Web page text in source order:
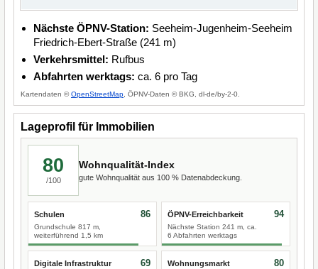
Nächste ÖPNV-Station: Seeheim-Jugenheim-Seeheim
Friedrich-Ebert-Straße (241 m)
Verkehrsmittel: Rufbus
Abfahrten werktags: ca. 6 pro Tag
Kartendaten ©OpenStreetMap , ÖPNV-Daten © BKG, dl-de/by-2-0.
Lageprofil für Immobilien
80
/100
Wohnqualität-Index
gute Wohnqualität aus 100 % Datenabdeckung.
Schulen
Grundschule 817 m,
weiterführend 1,5 km
86 ÖPNV-Erreichbarkeit
Nächste Station 241 m, ca.
6 Abfahrten werktags
94
Digitale Infrastruktur 69 Wohnungsmarkt 80